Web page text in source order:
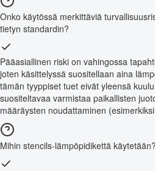
Onko käytössä merkittäviä
tietyn standardin?
Pääasiallinen riski on vahingossa
joten käsittelyssä suositellaan aina
tämän tyyppiset tuet eivät yleensä
suositeltavaa varmistaa paikallisten
määräysten noudattaminen
Mihin stencils-lämpöpidikettä käytetään?